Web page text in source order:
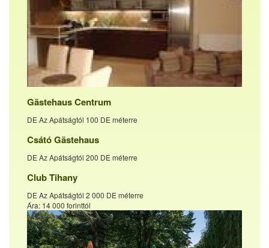
Gästehaus Centrum
DE Az Apátságtól 100 DE méterre
Csátó Gästehaus
DE Az Apátságtól 200 DE méterre
Club Tihany
DE Az Apátságtól 2 000 DE méterre
Ára: 14 000 forinttól